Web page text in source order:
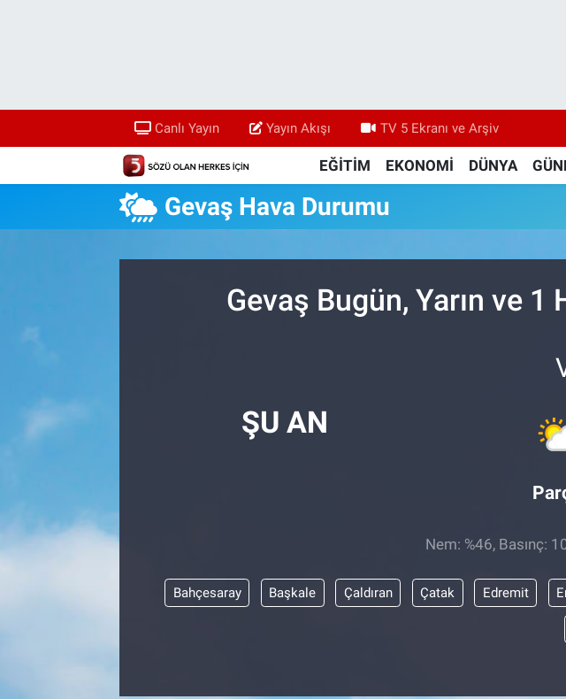
Canlı Yayın Yayın Akışı TV 5 Ekranı ve Arşiv
EĞİTİM EKONOMİ DÜNYA
Gevaş Hava Durumu
Gevaş Bugün, Yarın ve
ŞU AN
Nem: %46, Basınç:
Bahçesaray Başkale Çaldıran Çatak Edremit
Yayın Akışı
TV 5 Ekranı ve Arşiv